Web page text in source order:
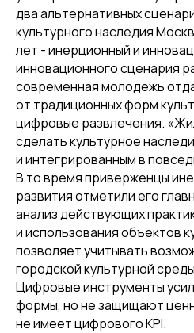
два альтернативных
культурного наследия
лет - инерционный и
инновационного сценария
современная молодежь
от традиционных форм
цифровые развлечения.
сделать культурное
и интегрированным в
В то время приверженцы
развития отметили его
анализ действующих
и использования объектов
позволяет учитывать
городской культурной
Цифровые инструменты
формы, но не защищают
не имеет цифрового KPI.